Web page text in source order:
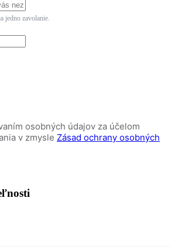
jedno zavolanie.
osobných údajov za účelom
v zmysle Zásad ochrany osobných